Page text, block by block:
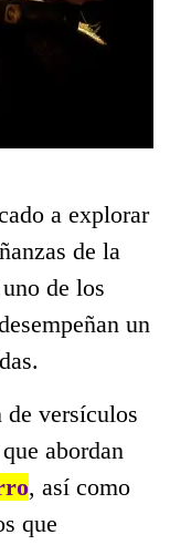
a explorar
de la
de los
un
versículos
abordan
, así como
que